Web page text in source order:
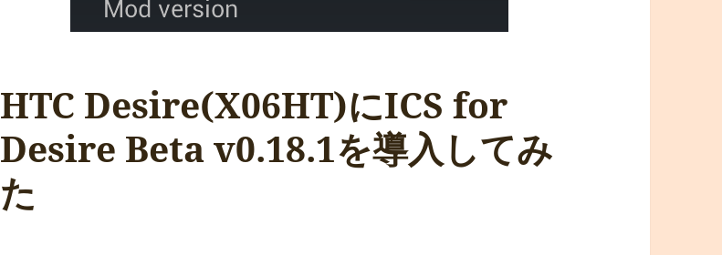
HTC Desire(X06HT)にICS for
Desire Beta v0.18.1を導入してみ
た